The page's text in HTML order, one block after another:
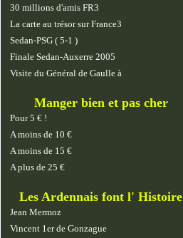
30 millions d'amis FR3
La carte au trésor sur France3
Sedan-PSG ( 5-1 )
Finale Sedan-Auxerre 2005
Visite du Général de Gaulle à
Manger bien et pas cher
Pour 5 € !
A moins de 10 €
A moins de 15 €
A plus de 25 €
Les Ardennais font l' Histoire
Jean Mermoz
Vincent 1er de Gonzague